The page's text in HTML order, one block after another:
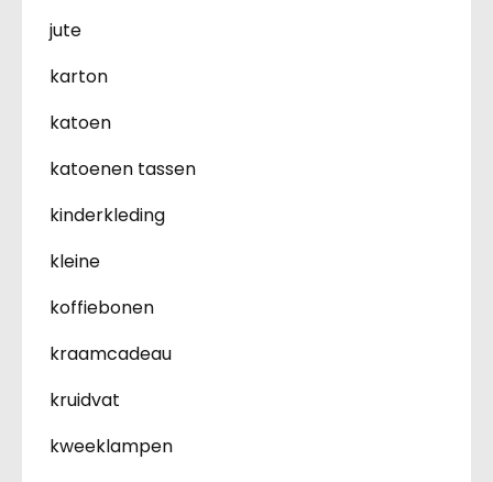
jute
karton
katoen
katoenen tassen
kinderkleding
kleine
koffiebonen
kraamcadeau
kruidvat
kweeklampen